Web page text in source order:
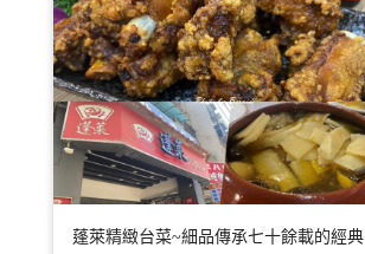
蓬萊精緻台菜~細品傳承七十餘載的經典